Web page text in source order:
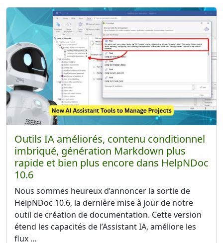
Outils IA améliorés, contenu conditionnel
imbriqué, génération Markdown plus
rapide et bien plus encore dans HelpNDoc
10.6
Nous sommes heureux d’annoncer la sortie de
HelpNDoc 10.6, la dernière mise à jour de notre
outil de création de documentation. Cette version
étend les capacités de l’Assistant IA, améliore les
flux …